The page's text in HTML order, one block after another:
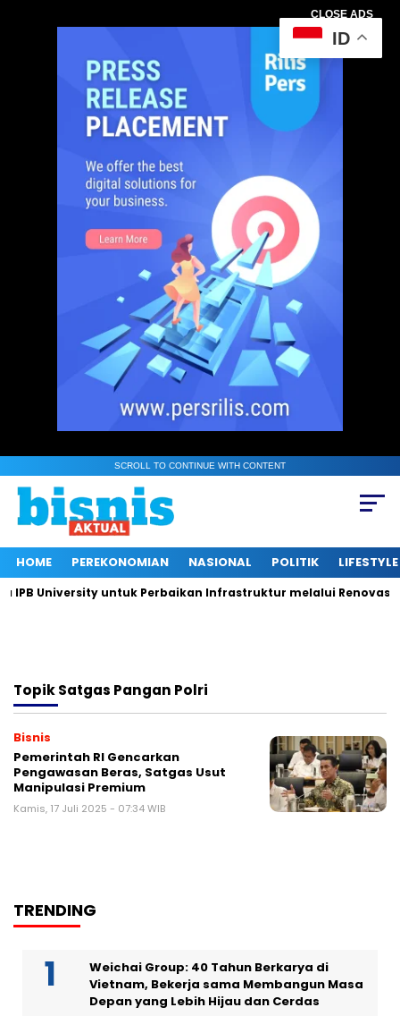
CLOSE ADS
SCROLL TO CONTINUE WITH CONTENT
HOME PEREKONOMIAN NASIONAL POLITIK LIFESTYLE
University untuk Perbaikan Infrastruktur melalui Renovasi
TopikSatgas Pangan Polri
Bisnis
Pemerintah RI Gencarkan
Pengawasan Beras, Satgas Usut
Manipulasi Premium
Kamis, 17 Juli 2025 - 07:34 WIB
TRENDING
Weichai Group: 40 Tahun Berkarya di
Vietnam, Bekerja sama Membangun Masa
Depan yang Lebih Hijau dan Cerdas
ID